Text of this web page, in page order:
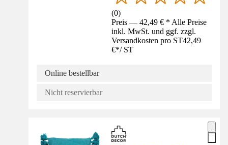
(0)
Preis — 42,49 € * Alle Preise
inkl. MwSt. und ggf. zzgl.
Versandkosten pro ST42,49
€*/ ST
Online bestellbar
Nicht reservierbar